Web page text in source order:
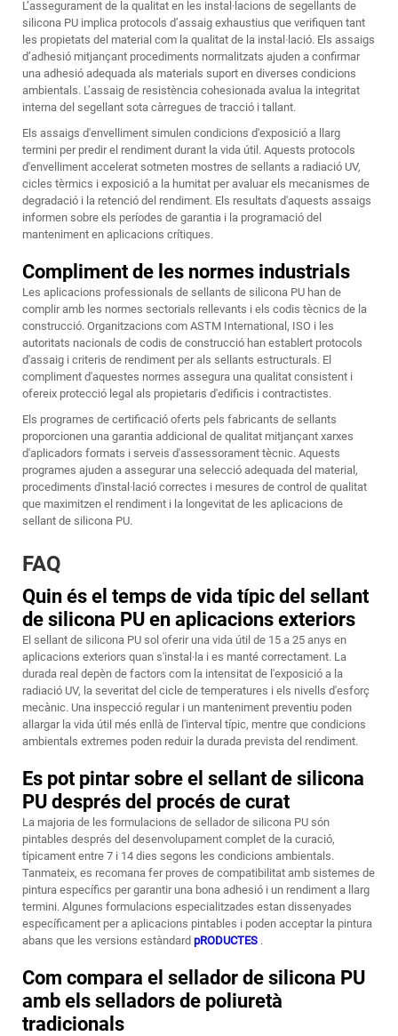
L’assegurament de la qualitat en les instal·lacions de segellants de
silicona PU implica protocols d’assaig exhaustius que verifiquen tant
les propietats del material com la qualitat de la instal·lació. Els assaigs
d’adhesió mitjançant procediments normalitzats ajuden a confirmar
una adhesió adequada als materials suport en diverses condicions
ambientals. L’assaig de resistència cohesionada avalua la integritat
interna del segellant sota càrregues de tracció i tallant.
Els assaigs d'envelliment simulen condicions d'exposició a llarg
termini per predir el rendiment durant la vida útil. Aquests protocols
d'envelliment accelerat sotmeten mostres de sellants a radiació UV,
cicles tèrmics i exposició a la humitat per avaluar els mecanismes de
degradació i la retenció del rendiment. Els resultats d'aquests assaigs
informen sobre els períodes de garantia i la programació del
manteniment en aplicacions crítiques.
Compliment de les normes industrials
Les aplicacions professionals de sellants de silicona PU han de
complir amb les normes sectorials rellevants i els codis tècnics de la
construcció. Organitzacions com ASTM International, ISO i les
autoritats nacionals de codis de construcció han establert protocols
d'assaig i criteris de rendiment per als sellants estructurals. El
compliment d'aquestes normes assegura una qualitat consistent i
ofereix protecció legal als propietaris d'edificis i contractistes.
Els programes de certificació oferts pels fabricants de sellants
proporcionen una garantia addicional de qualitat mitjançant xarxes
d'aplicadors formats i serveis d'assessorament tècnic. Aquests
programes ajuden a assegurar una selecció adequada del material,
procediments d'instal·lació correctes i mesures de control de qualitat
que maximitzen el rendiment i la longevitat de les aplicacions de
sellant de silicona PU.
FAQ
Quin és el temps de vida típic del sellant
de silicona PU en aplicacions exteriors
El sellant de silicona PU sol oferir una vida útil de 15 a 25 anys en
aplicacions exteriors quan s'instal·la i es manté correctament. La
durada real depèn de factors com la intensitat de l'exposició a la
radiació UV, la severitat del cicle de temperatures i els nivells d'esforç
mecànic. Una inspecció regular i un manteniment preventiu poden
allargar la vida útil més enllà de l'interval típic, mentre que condicions
ambientals extremes poden reduir la durada prevista del rendiment.
Es pot pintar sobre el sellant de silicona
PU després del procés de curat
La majoria de les formulacions de sellador de silicona PU són
pintables després del desenvolupament complet de la curació,
típicament entre 7 i 14 dies segons les condicions ambientals.
Tanmateix, es recomana fer proves de compatibilitat amb sistemes de
pintura específics per garantir una bona adhesió i un rendiment a llarg
termini. Algunes formulacions especialitzades estan dissenyades
específicament per a aplicacions pintables i poden acceptar la pintura
abans que les versions estàndard pRODUCTES .
Com compara el sellador de silicona PU
amb els selladors de poliuretà
tradicionals